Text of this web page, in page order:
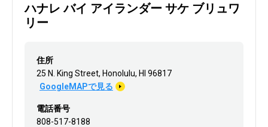
ハナレ バイ アイランダー サケ ブリュワ
リー
住所
25 N. King Street, Honolulu, HI 96817
GoogleMAPで見る
電話番号
808-517-8188